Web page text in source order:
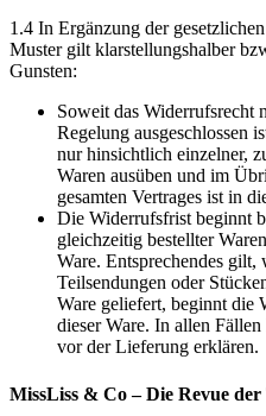
1.4 In Ergänzung der
Muster gilt klarstellungshalber
Gunsten:
Soweit das Widerrufsrecht
Regelung ausgeschlossen
nur hinsichtlich einzelner,
Waren ausüben und im
gesamten Vertrages ist in
Die Widerrufsfrist beginnt
gleichzeitig bestellter
Ware. Entsprechendes gilt,
Teilsendungen oder
Ware geliefert, beginnt die
dieser Ware. In allen
vor der Lieferung erklären.
MissLiss & Co – Die Revue der